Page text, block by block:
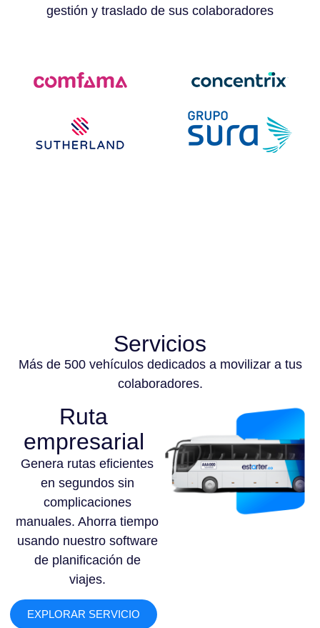
gestión y traslado de sus colaboradores
Servicios
Más de 500 vehículos dedicados a movilizar a tus
colaboradores.
Ruta
empresarial
Genera rutas eficientes
en segundos sin
complicaciones
manuales. Ahorra tiempo
usando nuestro software
de planificación de
viajes.
EXPLORAR SERVICIO